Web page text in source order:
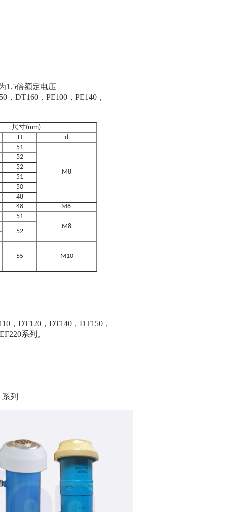
1.5倍额定电压
DT160，PE100，PE140，
尺寸(mm)
H
d
51
M8
52
52
51
50
48
48
M8
51
M8
52
55 M10
，DT120，DT140，DT150，
系列。
列